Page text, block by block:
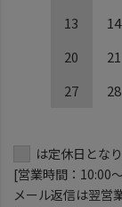
13
14
20
21
27
28
は定休日となり
[営業時間：10:00
メール返信は翌営